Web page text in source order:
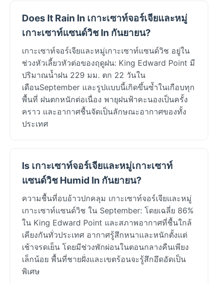
Does It Rain In เกาะเซาท์จอร์เจียและหมู่
เกาะเซาท์แซนด์วิช In กันยายน?
เกาะเซาท์จอร์เจียและหมู่เกาะเซาท์แซนด์วิช อยู่ใน
ช่วงหัวเลี้ยวหัวต่อของฤดูฝน: King Edward Point มี
ปริมาณน้ำฝน 229 มม. ตก 22 วันใน
เดือนSeptember และรูปแบบนี้เกิดขึ้นซ้ำในเกือบทุก
พื้นที่ ฝนตกหนักต่อเนื่อง พายุฝนฟ้าคะนองเป็นครั้ง
คราว และอากาศชื้นจัดเป็นลักษณะอากาศของทั้ง
ประเทศ
Is เกาะเซาท์จอร์เจียและหมู่เกาะเซาท์
แซนด์วิช Humid In กันยายน?
ความชื้นที่อบอ้าวปกคลุม เกาะเซาท์จอร์เจียและหมู่
เกาะเซาท์แซนด์วิช ใน September: โดยเฉลี่ย 86%
ใน King Edward Point และสภาพอากาศที่ชื้นใกล้
เคียงกันทั่วประเทศ อากาศรู้สึกหนาและหนักตั้งแต่
เช้าจรดเย็น โดยมีช่วงพักผ่อนในตอนกลางคืนเพียง
เล็กน้อย พื้นที่ชายฝั่งและเขตร้อนจะรู้สึกอึดอัดเป็น
พิเศษ